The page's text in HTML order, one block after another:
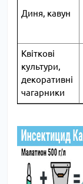
Диня, кавун
Квіткові
культури,
декоративні
чагарники